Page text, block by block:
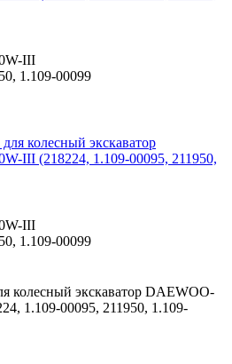
III
1.109-00099
III
1.109-00099
колесный экскаватор DAEWOO-
1.109-00095, 211950, 1.109-